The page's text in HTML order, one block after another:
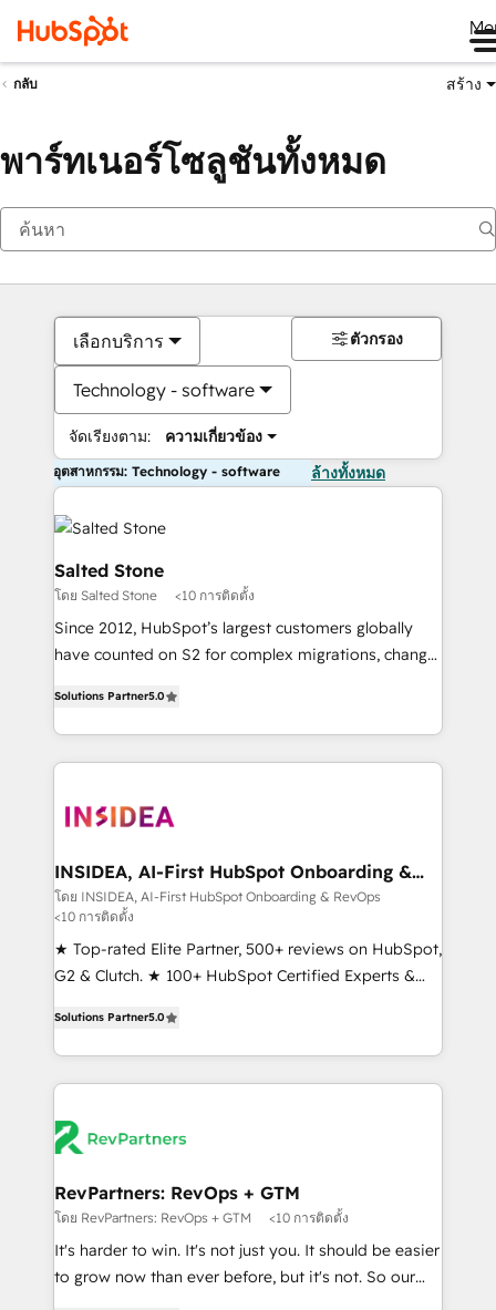
กลับ สร้าง
พาร์ทเนอร์โซลูชันทั้งหมด
เลือกบริการ
Technology - software
จัดเรียงตาม: ความเกี่ยวข้อง
ตัวกรอง
อุตสาหกรรม: Technology - software ล้างทั้งหมด
Salted Stone
โดย Salted Stone <10 การติดตั้ง
Since 2012, HubSpot’s largest customers globally
have counted on S2 for complex migrations, change
solutions that deliver measurable impact and
transform brand experiences As one of the few full-
service creative agencies in the HubSpot
winning design to build scalable, globally
marketing campaigns, & RevOps frameworks that
fuel long-term success We connect the entire
customer lifecycle through seamless integrations,
ensure long-term adoption with change-
management programs, and align marketing, sales,
HubSpot accreditations and experience across
hundreds of organizations in dozens of industries,
there’s a good chance one of our globally integrated
explore whether S2 is the partner you’ve been
looking for...and get your next big initiative moving!
Solutions Partner5.0
INSIDEA, AI-First HubSpot Onboarding &
RevOps
โดย INSIDEA, AI-First HubSpot Onboarding & RevOps
<10 การติดตั้ง
★ Top-rated Elite Partner, 500+ reviews on HubSpot,
G2 & Clutch. ★ 100+ HubSpot Certified Experts &
across five continents ★ AI-First, RevOps-led,
Onboarding obsessed ★ Company of the Year
2024/25 INSIDEA helps growing companies turn
team, migrate your data, and build AI-powered
your time zone. What we do ➤ Onboarding: Live in
weeks, with workflows built around your business,
not a template. ➤ Migration: Move from any legacy
CRM. Zero downtime, full data integrity. ➤
Solutions Partner5.0
RevPartners: RevOps + GTM
โดย RevPartners: RevOps + GTM <10 การติดตั้ง
It's harder to win. It's not just you. It should be easier
to grow now than ever before, but it's not. So our